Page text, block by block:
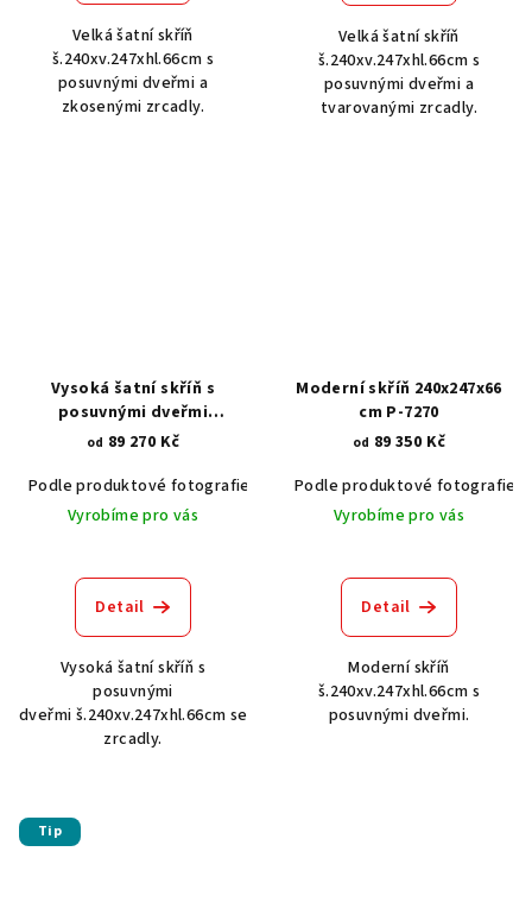
Velká šatní skříň
š.240xv.247xhl.66cm s
posuvnými dveřmi a
zkosenými zrcadly.
Velká šatní skříň
š.240xv.247xhl.66cm s
posuvnými dveřmi a
tvarovanými zrcadly.
Vysoká šatní skříň s
posuvnými dveřmi
240x247x66 cm P-7283
od 89 270 Kč
Podle produktové fotografie
Akát vintage BT1551
Dub světlý
Vyrobíme pro vás
Detail
Vysoká šatní skříň s
posuvnými
dveřmi š.240xv.247xhl.66cm se
zrcadly.
Moderní skříň 240x247x66
cm P-7270
od 89 350 Kč
Podle produktové fotografie
Vyrobíme pro vás
Detail
Moderní skříň
š.240xv.247xhl.66cm s
posuvnými dveřmi.
Tip